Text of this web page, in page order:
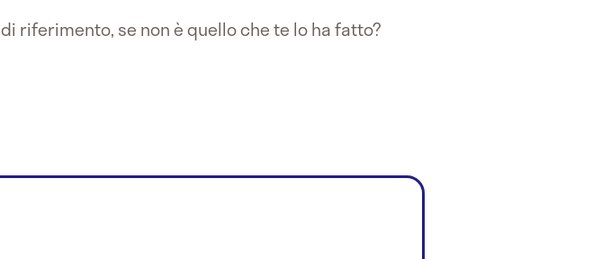
di riferimento, se non è quello che te lo ha fatto?